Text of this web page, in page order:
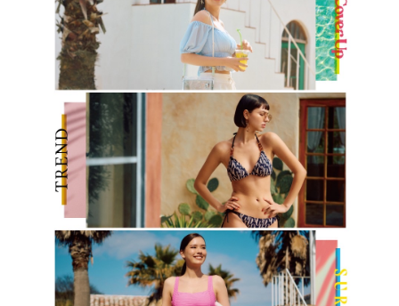
スケートTOP
CONTENTS
ブランド一覧
特集一覧
スタッフスナップ
SUPPORT
ご利用ガイド
会員ランク
店頭受取サービス
ギフトラッピング
アフターサポート
下取り保証について
よくある質問
店舗一覧
お問い合わせ
ニュース